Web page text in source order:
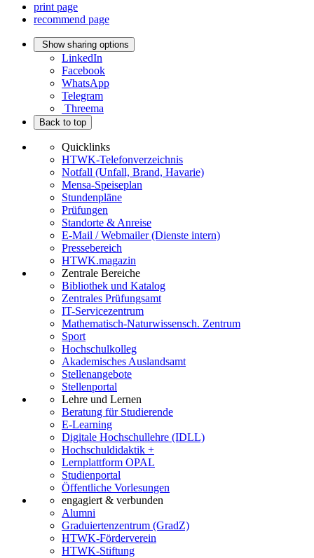
print page
recommend page
Show sharing options
LinkedIn
Facebook
WhatsApp
Telegram
Threema
Back to top
Quicklinks
HTWK-Telefonverzeichnis
Notfall (Unfall, Brand, Havarie)
Mensa-Speiseplan
Stundenpläne
Prüfungen
Standorte & Anreise
E-Mail / Webmailer (Dienste intern)
Pressebereich
HTWK.magazin
Zentrale Bereiche
Bibliothek und Katalog
Zentrales Prüfungsamt
IT-Servicezentrum
Mathematisch-Naturwissensch. Zentrum
Sport
Hochschulkolleg
Akademisches Auslandsamt
Stellenangebote
Stellenportal
Lehre und Lernen
Beratung für Studierende
E-Learning
Digitale Hochschullehre (IDLL)
Hochschuldidaktik +
Lernplattform OPAL
Studienportal
Öffentliche Vorlesungen
engagiert & verbunden
Alumni
Graduiertenzentrum (GradZ)
HTWK-Förderverein
HTWK-Stiftung